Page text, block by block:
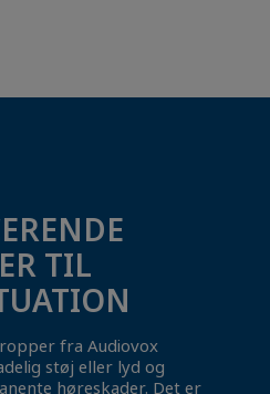
TIL
fra Audiovox
støj eller lyd og
høreskader. Det er